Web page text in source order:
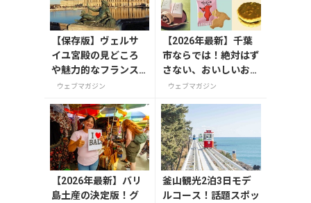
【保存版】ヴェルサ
イユ宮殿の見どころ
や魅力的なフランス
の宮殿/庭園にせまる
ウェブマガジン
【2026年最新】千葉
市ならでは！絶対はず
さない、おいしいお土
産10選
ウェブマガジン
【2026年最新】バリ
島土産の決定版！グ
釜山観光2泊3日モデ
ルコース！話題スポッ